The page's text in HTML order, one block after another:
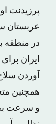
پرزیدنت
عربستان
در منطقه
ایران
آوردن
همچنین
و سرعت